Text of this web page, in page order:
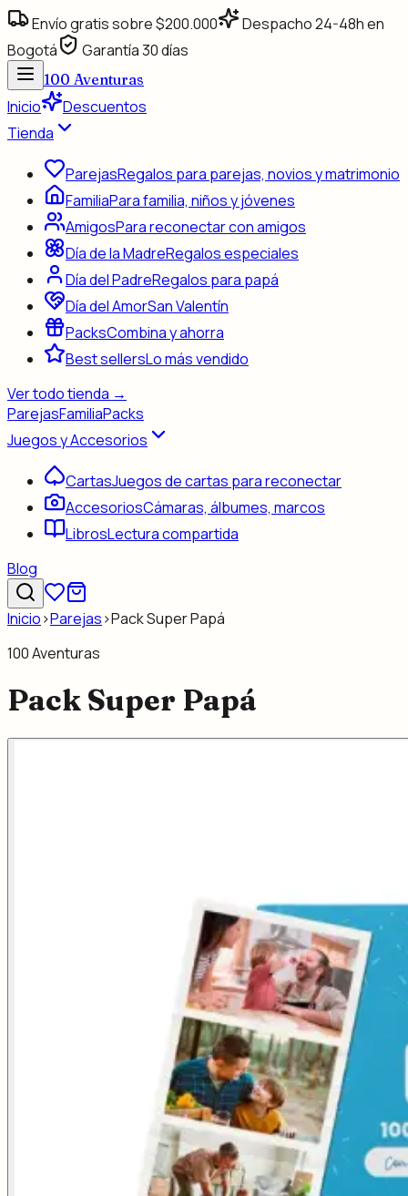
Envío gratis sobre $200.000
Despacho 24-48h en
Bogotá
Garantía 30 días
100 Aventuras
Inicio
Descuentos
Tienda
ParejasRegalos para parejas, novios y matrimonio
FamiliaPara familia, niños y jóvenes
AmigosPara reconectar con amigos
Día de la MadreRegalos especiales
Día del PadreRegalos para papá
Día del AmorSan Valentín
PacksCombina y ahorra
Best sellersLo más vendido
Ver todotienda →
ParejasFamiliaPacks
Juegos y Accesorios
CartasJuegos de cartas para reconectar
AccesoriosCámaras, álbumes, marcos
LibrosLectura compartida
Blog
Inicio›Parejas›Pack Super Papá
100 Aventuras
Pack Super Papá